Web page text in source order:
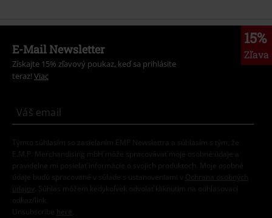
15%
Zľava
E-Mail Newsletter
Získajte 15% zľavový poukaz, keď sa prihlásite
teraz! Viac
Týmto súhlasím so zasielaním EMP Newslettra a súhlasím s tým, že
E.M.P. Merchandising mbH môže spracovávať moje osobné údaje a
pravidelne mi posielať informácie o svojich produktoch. Moje osobné
údaje budú spracované v súlade s ustanoveniami v
Ochrana osobných
údajov
. Súhlas môžem kedykoľvek odvolať kliknutím na odhlasovací
odkaz/link.
Unsubscribe here